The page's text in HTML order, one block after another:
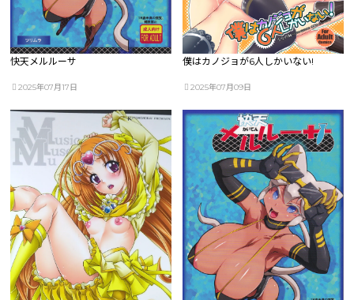
快天メルルーサ
2025年07月17日
僕はカノジョが6人しかいない!
2025年07月09日